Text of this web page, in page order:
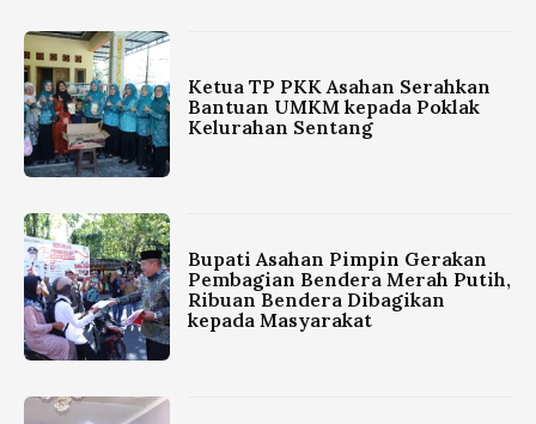
Ketua TP PKK Asahan Serahkan
Bantuan UMKM kepada Poklak
Kelurahan Sentang
Bupati Asahan Pimpin Gerakan
Pembagian Bendera Merah Putih,
Ribuan Bendera Dibagikan
kepada Masyarakat